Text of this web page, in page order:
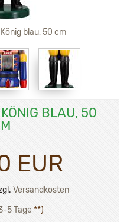
blau, 50 cm
BLAU, 50
EUR
Versandkosten
5 Tage**)